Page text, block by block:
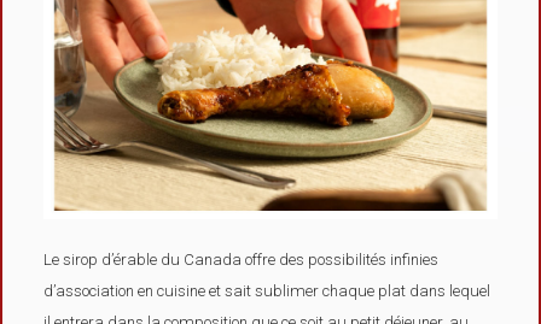
Le sirop d’érable du Canada offre des possibilités infinies
d’association en cuisine et sait sublimer chaque plat dans lequel